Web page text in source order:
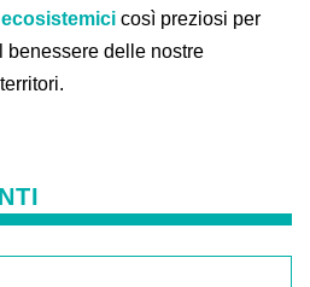
così preziosi per
benessere delle nostre